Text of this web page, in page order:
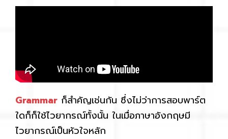
Grammar ก็สำคัญเช่นกัน ซึ่งไม่ว่าการสอบพาร์ต
ใดก็ก็ใช้ไวยากรณ์ทั้งนั้น ในเมื่อภาษาอังกฤษมี
ไวยากรณ์เป็นหัวใจหลัก